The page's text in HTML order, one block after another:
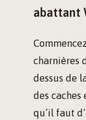
abattant
charnières
dessus de
des caches
qu’il faut